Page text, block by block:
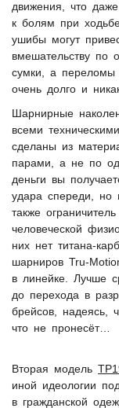
движения, что
к болям при
ушибы могут
вмешательству по
сумки, а переломы
очень долго и
Шарнирные
всеми
сделаны из
парами, а не по
деньги вы
удара спереди, но
также
человеческой
них нет титана-
шарниров Tru-
в линейке. Лучше
до перехода в
брейсов, надеясь,
что не пронесёт…
Вторая модель
иной идеологии
в гражданской